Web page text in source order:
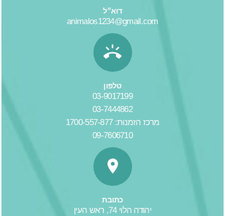
דוא״ל
animalos1234@gmail.com
טלפון
03-9017199
03-7444862
מרכז הזמנות: 1700-557-877
09-7606710
כתובת
יהודה הלוי 74, ראש העין